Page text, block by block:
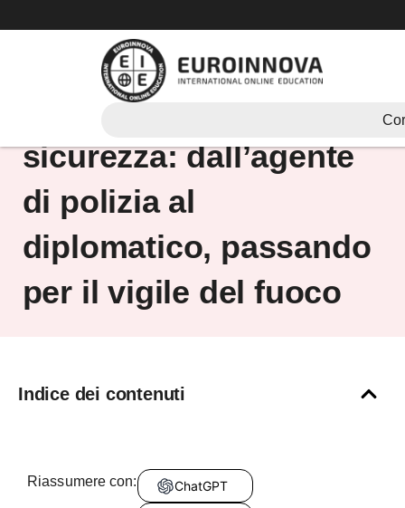
al
Lavorare nella pubblica
sicurezza: dall’agente
di polizia al
diplomatico, passando
per il vigile del fuoco
Indice dei contenuti
Riassumere con: ChatGPT